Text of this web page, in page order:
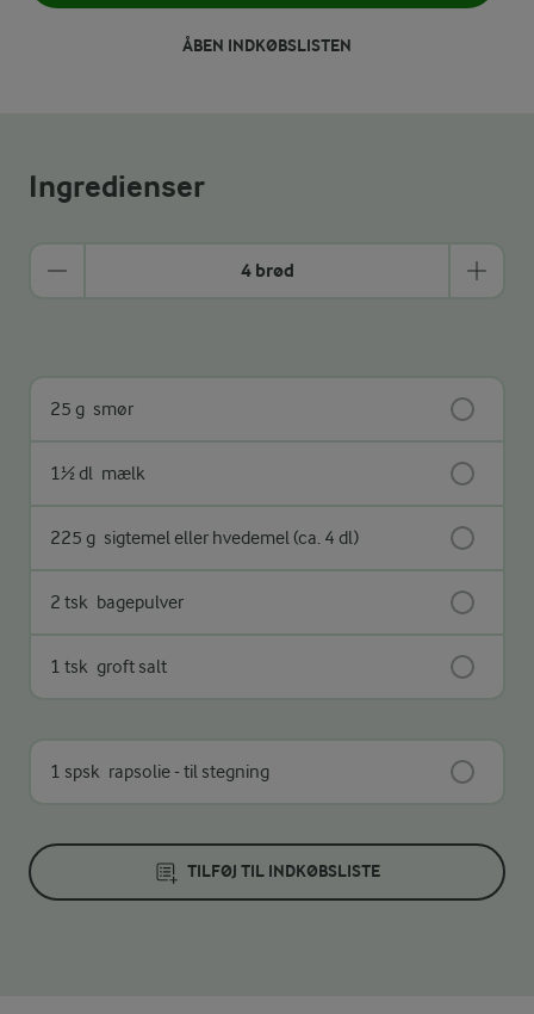
ÅBEN INDKØBSLISTEN
Ingredienser
4 brød
25 g smør
1½ dl mælk
225 g sigtemel eller hvedemel (ca. 4 dl)
2 tsk bagepulver
1 tsk groft salt
1 spsk rapsolie - til stegning
TILFØJ TIL INDKØBSLISTE